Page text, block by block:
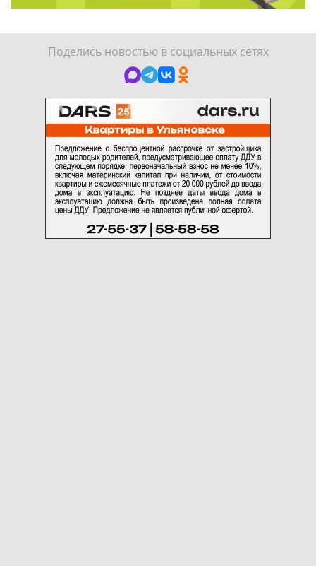
Поделись новостью в социальных сетях